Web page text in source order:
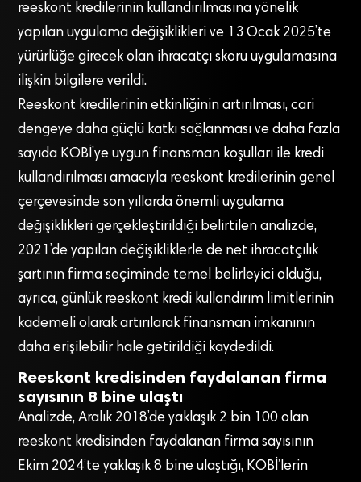
reeskont kredilerinin kullandırılmasına yönelik
yapılan uygulama değişiklikleri ve 13 Ocak 2025’te
yürürlüğe girecek olan ihracatçı skoru uygulamasına
ilişkin bilgilere verildi.
Reeskont kredilerinin etkinliğinin artırılması, cari
dengeye daha güçlü katkı sağlanması ve daha fazla
sayıda KOBİ’ye uygun finansman koşulları ile kredi
kullandırılması amacıyla reeskont kredilerinin genel
çerçevesinde son yıllarda önemli uygulama
değişiklikleri gerçekleştirildiği belirtilen analizde,
2021’de yapılan değişikliklerle de net ihracatçılık
şartının firma seçiminde temel belirleyici olduğu,
ayrıca, günlük reeskont kredi kullandırım limitlerinin
kademeli olarak artırılarak finansman imkanının
daha erişilebilir hale getirildiği kaydedildi.
Reeskont kredisinden faydalanan firma
sayısının 8 bine ulaştı
Analizde, Aralık 2018’de yaklaşık 2 bin 100 olan
reeskont kredisinden faydalanan firma sayısının
Ekim 2024’te yaklaşık 8 bine ulaştığı, KOBİ’lerin